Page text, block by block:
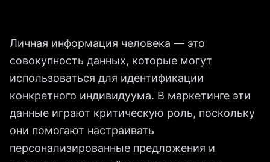
Личная информация человека — это
совокупность данных, которые могут
использоваться для идентификации
конкретного индивидуума. В маркетинге эти
данные играют критическую роль, поскольку
они помогают настраивать
персонализированные предложения и